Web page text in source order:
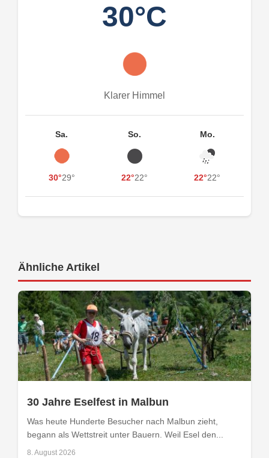
30°C
Klarer Himmel
Sa.
30°29°
So.
22°22°
Mo.
22°22°
Ähnliche Artikel
30 Jahre Eselfest in Malbun
Was heute Hunderte Besucher nach Malbun zieht,
begann als Wettstreit unter Bauern. Weil Esel den...
8. August 2026